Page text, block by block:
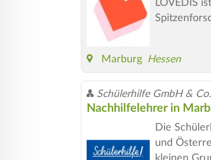
LOVEDIS
Marburg Hessen
Schülerhilfe GmbH &
Nachhilfelehrer in
Die
und
kleinen